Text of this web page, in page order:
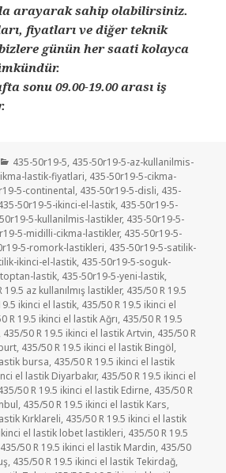
arayarak sahip olabilirsiniz.
fiyatları ve diğer teknik
günün her saati kolayca
sonu 09.00-19.00 arası iş
Kategoriler
435-50r19-5, 435-50r19-5-az-kullanilmis-
lastik-fiyatlari, 435-50r19-5-cikma-
5-continental, 435-50r19-5-disli, 435-
50r19-5-ikinci-el-lastik, 435-50r19-5-
5-kullanilmis-lastikler, 435-50r19-5-
5-midilli-cikma-lastikler, 435-50r19-5-
5-romork-lastikleri, 435-50r19-5-satilik-
ikinci-el-lastik, 435-50r19-5-soguk-
lastik, 435-50r19-5-yeni-lastik,
19.5 az kullanılmış lastikler, 435/50 R 19.5
ikinci el lastik, 435/50 R 19.5 ikinci el
R 19.5 ikinci el lastik Ağrı, 435/50 R 19.5
435/50 R 19.5 ikinci el lastik Artvin, 435/50 R
, 435/50 R 19.5 ikinci el lastik Bingöl,
bursa, 435/50 R 19.5 ikinci el lastik
el lastik Diyarbakır, 435/50 R 19.5 ikinci el
50 R 19.5 ikinci el lastik Edirne, 435/50 R
, 435/50 R 19.5 ikinci el lastik Kars,
Kırklareli, 435/50 R 19.5 ikinci el lastik
el lastik lobet lastikleri, 435/50 R 19.5
435/50 R 19.5 ikinci el lastik Mardin, 435/50
, 435/50 R 19.5 ikinci el lastik Tekirdağ,